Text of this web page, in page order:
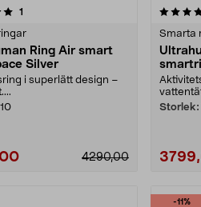
1
Ring Air smart
Silver
i superlätt design –
10
4290,00
av 5 stjärnor
Smarta
Storlek:
-11%